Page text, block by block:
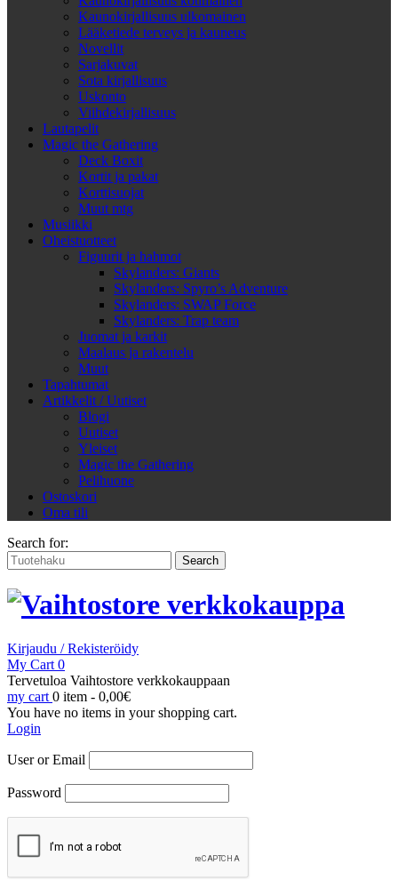
Kaunokirjallisuus ulkomainen
Lääketiede terveys ja kauneus
Novellit
Sarjakuvat
Sota kirjallisuus
Uskonto
Viihdekirjallisuus
Lautapelit
Magic the Gathering
Deck Boxit
Kortit ja pakat
Korttisuojat
Muut mtg
Musiikki
Oheistuotteet
Figuurit ja hahmot
Skylanders: Giants
Skylanders: Spyro’s Adventure
Skylanders: SWAP Force
Skylanders: Trap team
Juomat ja karkit
Maalaus ja rakentelu
Muut
Tapahtumat
Artikkelit / Uutiset
Blogi
Uutiset
Yleiset
Magic the Gathering
Pelihuone
Ostoskori
Oma tili
Search for:
Kirjaudu / Rekisteröidy
My Cart 0
Tervetuloa Vaihtostore verkkokauppaan
my cart 0 item - 0,00€
You have no items in your shopping cart.
Login
User or Email
Password